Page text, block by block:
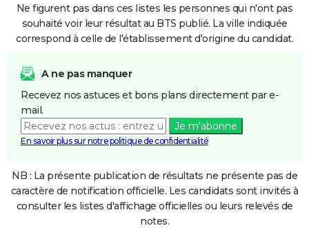
Ne figurent pas dans ces listes les personnes qui n'ont pas
souhaité voir leur résultat au BTS publié. La ville indiquée
correspond à celle de l'établissement d'origine du candidat.
A ne pas manquer
Recevez nos astuces et bons plans directement par e-
mail.
Je m'abonne
En savoir plus sur notre politique de confidentialité
NB : La présente publication de résultats ne présente pas de
caractère de notification officielle. Les candidats sont invités à
consulter les listes d'affichage officielles ou leurs relevés de
notes.